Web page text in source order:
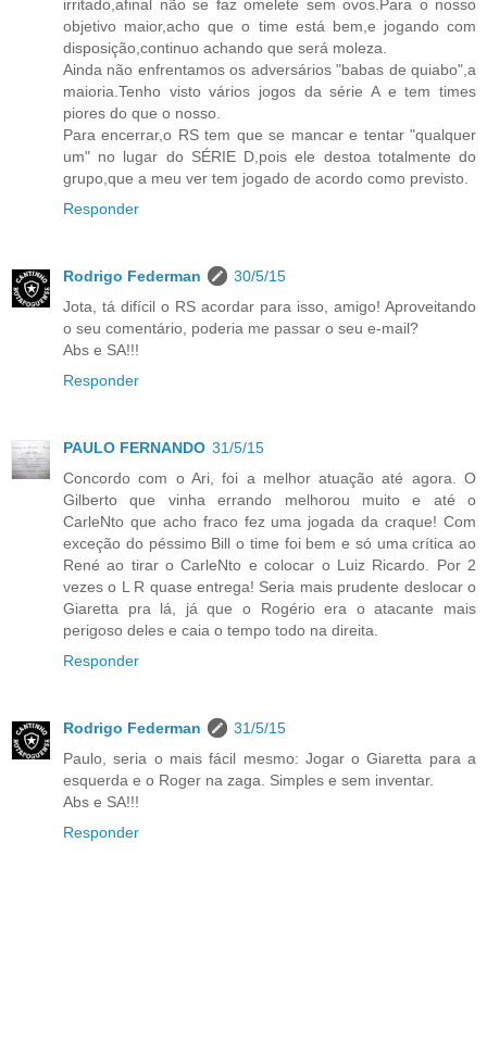
irritado,afinal não se faz omelete sem ovos.Para o nosso
objetivo maior,acho que o time está bem,e jogando com
disposição,continuo achando que será moleza.
Ainda não enfrentamos os adversários "babas de quiabo",a
maioria.Tenho visto vários jogos da série A e tem times
piores do que o nosso.
Para encerrar,o RS tem que se mancar e tentar "qualquer
um" no lugar do SÉRIE D,pois ele destoa totalmente do
grupo,que a meu ver tem jogado de acordo como previsto.
Responder
Rodrigo Federman
30/5/15
Jota, tá difícil o RS acordar para isso, amigo! Aproveitando
o seu comentário, poderia me passar o seu e-mail?
Abs e SA!!!
Responder
PAULO FERNANDO 31/5/15
Concordo com o Ari, foi a melhor atuação até agora. O
Gilberto que vinha errando melhorou muito e até o
CarleNto que acho fraco fez uma jogada da craque! Com
exceção do péssimo Bill o time foi bem e só uma crítica ao
René ao tirar o CarleNto e colocar o Luiz Ricardo. Por 2
vezes o L R quase entrega! Seria mais prudente deslocar o
Giaretta pra lá, já que o Rogério era o atacante mais
perigoso deles e caia o tempo todo na direita.
Responder
Rodrigo Federman
31/5/15
Paulo, seria o mais fácil mesmo: Jogar o Giaretta para a
esquerda e o Roger na zaga. Simples e sem inventar.
Abs e SA!!!
Responder